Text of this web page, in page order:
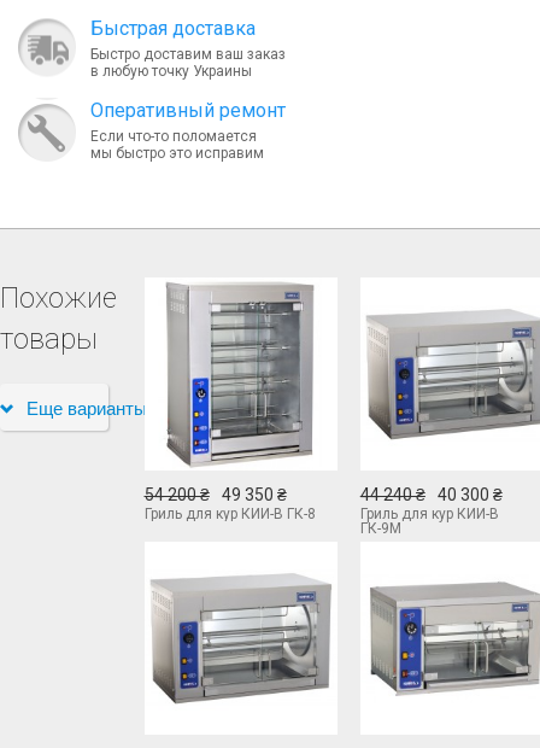
Быcтрая доставка
Быстро доставим ваш заказ
в любую точку Украины
Оперативный ремонт
Если что-то поломается
мы быстро это исправим
Похожие
товары
Еще варианты
54 200 ₴ 49 350 ₴
Гриль для кур КИЙ-В ГК-8
44 240 ₴ 40 300 ₴
Гриль для кур КИЙ-В
ГК-9М